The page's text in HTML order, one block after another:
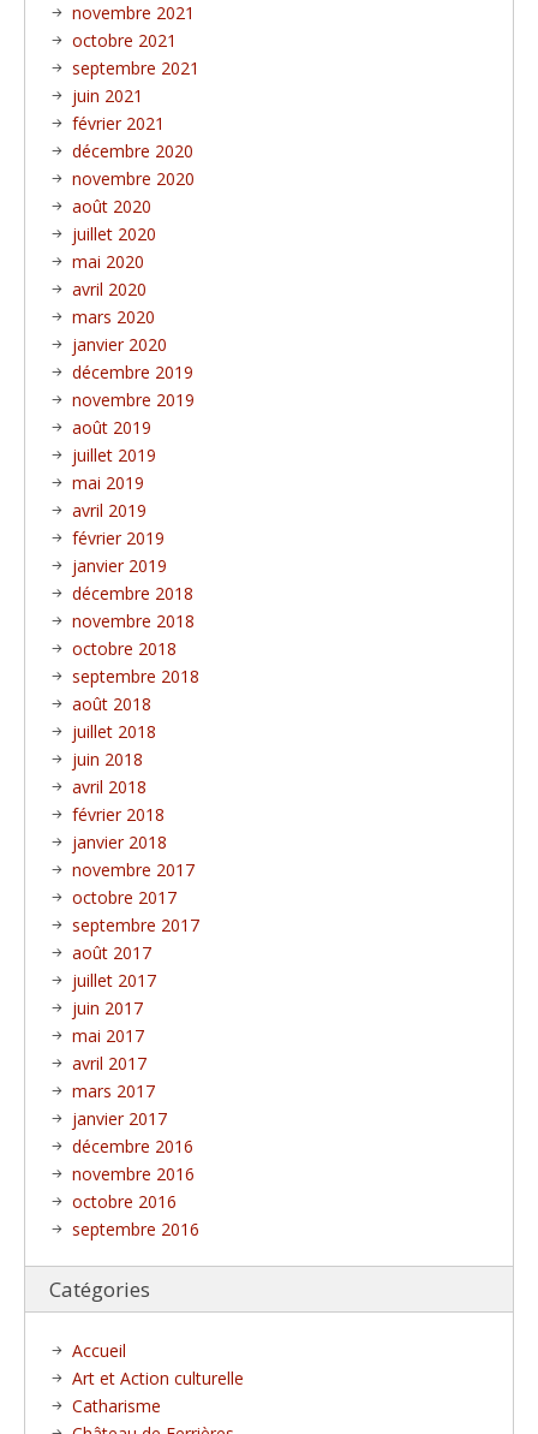
novembre 2021
octobre 2021
septembre 2021
juin 2021
février 2021
décembre 2020
novembre 2020
août 2020
juillet 2020
mai 2020
avril 2020
mars 2020
janvier 2020
décembre 2019
novembre 2019
août 2019
juillet 2019
mai 2019
avril 2019
février 2019
janvier 2019
décembre 2018
novembre 2018
octobre 2018
septembre 2018
août 2018
juillet 2018
juin 2018
avril 2018
février 2018
janvier 2018
novembre 2017
octobre 2017
septembre 2017
août 2017
juillet 2017
juin 2017
mai 2017
avril 2017
mars 2017
janvier 2017
décembre 2016
novembre 2016
octobre 2016
septembre 2016
Catégories
Accueil
Art et Action culturelle
Catharisme